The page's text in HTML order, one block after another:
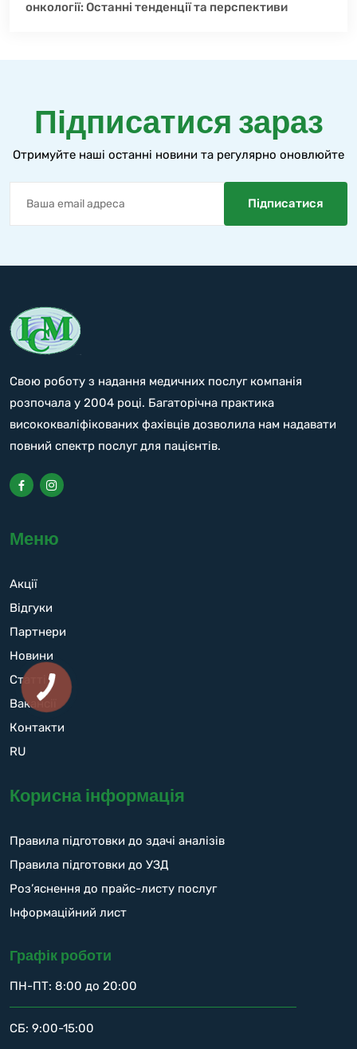
онкології: Останні тенденції та перспективи
Підписатися зараз
Отримуйте наші останні новини та регулярно оновлюйте
Свою роботу з надання медичних послуг компанія
розпочала у 2004 році. Багаторічна практика
висококваліфікованих фахівців дозволила нам надавати
повний спектр послуг для пацієнтів.
Меню
Акції
Відгуки
Партнери
Новини
Статті
Вакансії
Контакти
RU
Корисна інформація
Правила підготовки до здачі аналізів
Правила підготовки до УЗД
Роз’яснення до прайс-листу послуг
Інформаційний лист
Графік роботи
ПН-ПТ: 8:00 до 20:00
СБ: 9:00-15:00